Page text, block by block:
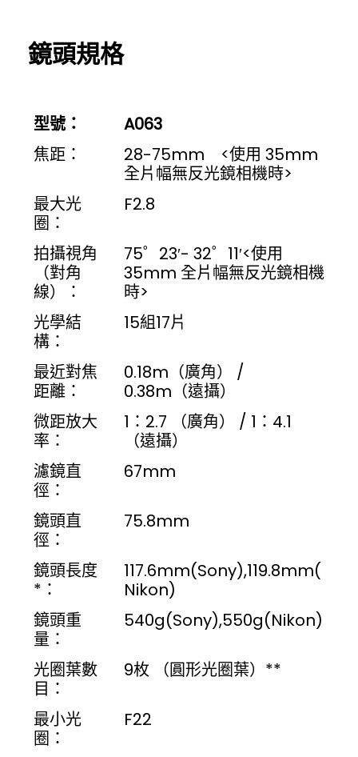
鏡頭規格
型號：
A063
焦距：
28-75mm <使用 35mm
全片幅無反光鏡相機時>
最大光
圈：
F2.8
拍攝視角
（對角
線）：
75゜23′- 32゜11′<使用
35mm 全片幅無反光鏡相機
時>
光學結
構：
15組17片
最近對焦
距離：
0.18m（廣角） /
0.38m（遠攝）
微距放大
率：
1：2.7 （廣角） / 1：4.1
（遠攝）
濾鏡直
徑：
67mm
鏡頭直
徑：
75.8mm
鏡頭長度
*：
117.6mm(Sony),119.8mm(
Nikon)
鏡頭重
量：
540g(Sony),550g(Nikon)
光圈葉數
目：
9枚 （圓形光圈葉）**
最小光
圈：
F22